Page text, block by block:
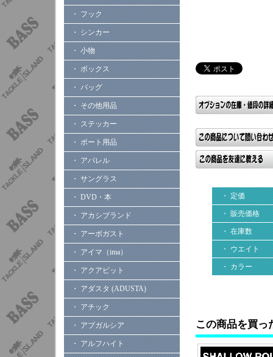
・ フック
・ シンカー
・ 小物
・ ボックス
・ バッグ
・ その他用品
・ ステッカー
・ ボート用品
・ アパレル
・ サングラス
・ DVD・本
・ アカシブランド
・ アーボガスト
・ アイマ（ima）
・ アクアビット
・ アダスタ (ADUSTA)
・ アチック
・ アブガルシア
・ アルフハイト
・ 定価
・ 販売価格
・ 在庫数
・ ウエイト
・ カラー
この商品を買っ